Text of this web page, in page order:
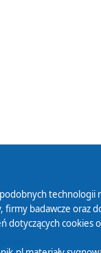
korzystania z
firmy badawcze
cookies